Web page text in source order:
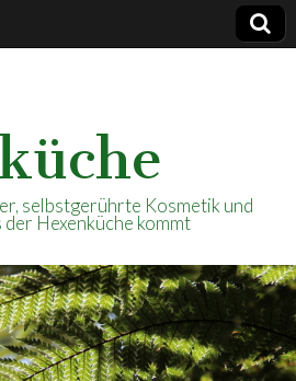
selbstgerührte Kosmetik und
Hexenküche kommt